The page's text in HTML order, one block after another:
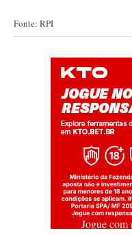
Fonte: RPI
Jogue com